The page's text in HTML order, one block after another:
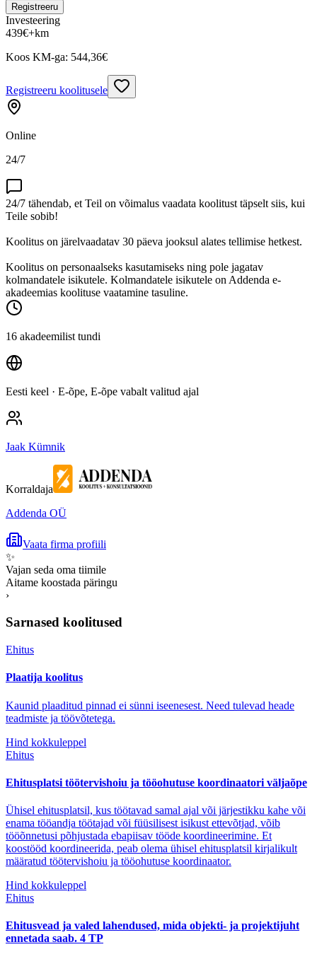
Registreeru
Investeering
439€+km
Koos KM-ga: 544,36€
Registreeru koolitusele
Online
24/7
24/7 tähendab, et Teil on võimalus vaadata koolitust täpselt siis, kui
Teile sobib!
Koolitus on järelvaadatav 30 päeva jooksul alates tellimise hetkest.
Koolitus on personaalseks kasutamiseks ning pole jagatav
kolmandatele isikutele. Kolmandatele isikutele on Addenda e-
akadeemias koolituse vaatamine tasuline.
16 akadeemilist tundi
Eesti keel · E-õpe, E-õpe vabalt valitud ajal
Jaak Kümnik
Korraldaja
Addenda OÜ
Vaata firma profiili
✨
Vajan seda oma tiimile
Aitame koostada päringu
›
Sarnased koolitused
Ehitus
Plaatija koolitus
Kaunid plaaditud pinnad ei sünni iseenesest. Need tulevad heade
teadmiste ja töövõtetega.
Hind kokkuleppel
Ehitus
Ehitusplatsi töötervishoiu ja tööohutuse koordinaatori väljaõpe
Ühisel ehitusplatsil, kus töötavad samal ajal või järjestikku kahe või
enama tööandja töötajad või füüsilisest isikust ettevõtjad, võib
tööõnnetusi põhjustada ebapiisav tööde koordineerimine. Et
koostööd koordineerida, peab olema ühisel ehitusplatsil kirjalikult
määratud töötervishoiu ja tööohutuse koordinaator.
Hind kokkuleppel
Ehitus
Ehitusvead ja valed lahendused, mida objekti- ja projektijuht
ennetada saab. 4 TP